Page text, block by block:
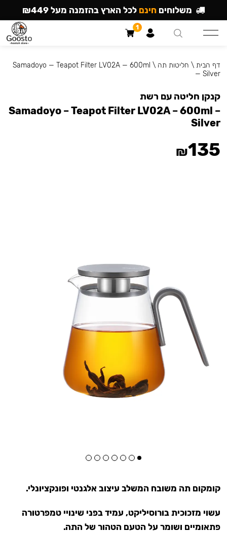
קומקום תה משובח המשלב עיצוב אלגנטי ופונקציונלי.
עשוי מזכוכית בורוסיליקט, עמיד בפני שינויי טמפרטורה
פתאומיים ושומר על הטעם הטהור של התה.
דף הבית \ חליטות תה \
Samadoyo — Teapot Filter LV02A — 600ml
— Silver
קנקן חליטה עם רשת
Samadoyo – Teapot Filter LV02A – 600ml –
Silver
₪135
משלוחים חינם לכל הארץ בהזמנה מעל ₪449
1